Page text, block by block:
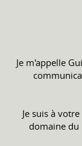
Je m'appelle
Je suis à
domaine du